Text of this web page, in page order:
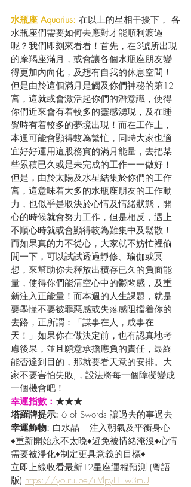
水瓶座 Aquarius: 在以上的星相干擾下， 各
水瓶座們需要如何去應對才能順利渡過
呢？我們即刻來看看！首先，在3號所出現
的摩羯座滿月，或會讓各個水瓶座朋友變
得更加內向化，及想有自我的休息空間！
但是由於這個滿月是觸及你們神秘的第12
宮，這就或會激活起你們的潛意識，使得
你們近來會有着較多的靈感湧現，及在睡
覺時有着較多的夢境出現！而在工作上，
本週可能會顯得較為繁忙，同時大家也適
宜好好運用這股務實的滿月能量，去把某
些累積已久或是未完成的工作一一做好！
但是，由於太陽及水星結集於你們的工作
宮，這意味着大多的水瓶座朋友的工作動
力，也似乎是取決於心情及情緒狀態，開
心的時候就會努力工作，但是相反，遇上
不順心時就或會顯得較為難集中及鬆散！
而如果真的力不從心，大家就不妨忙裡偷
閒一下，可以試試透過靜修、瑜伽或冥
想，來幫助你去釋放出積存已久的負面能
量，使得你們能清空心中的鬱悶感，及重
新注入正能量！而本週的人生課題，就是
要學懂不要被罪惡感或失落感阻擋着你的
去路，正所謂：「謀事在人，成事在
天！」如果你在做決定前，也有認真地考
慮後果，並且願意承擔應負的責任，最終
能否達到目的，那就要看天意的安排。大
家不要害怕失敗,，設法將每一個障礙變成
一個機會吧！
幸運指數： ★★★
塔羅牌提示: 6 of Swords 讓過去的事過去
幸運飾物: 白水晶 -  注入朝氣及平衡身心
♦重新開始永不太晚♦避免被情緒淹沒♦心情
需要被淨化♦制定更具意義的目標♦
立即上線收看最新12星座運程預測 (粵語
版) https://youtu.be/uVlpyHEw3mU